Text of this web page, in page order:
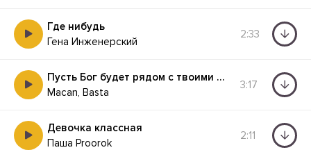
Где нибудь
Гена Инженерский
2:33
Пусть Бог будет рядом с твоими планами
Macan, Basta
3:17
Девочка классная
Паша Proorok
2:11